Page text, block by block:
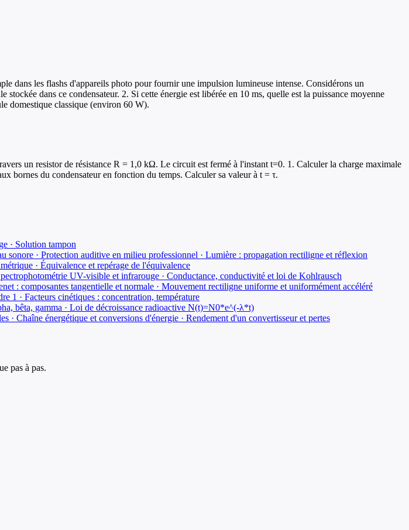
dans les flashs d'appareils photo pour fournir une impulsion lumineuse intense. Considérons un
dans ce condensateur. 2. Si cette énergie est libérée en 10 ms, quelle est la puissance moyenne
domestique classique (environ 60 W).
un resistor de résistance R = 1,0 kΩ. Le circuit est fermé à l'instant t=0. 1. Calculer la charge maximale
bornes du condensateur en fonction du temps. Calculer sa valeur à t = τ.
· Solution tampon
sonore · Protection auditive en milieu professionnel · Lumière : propagation rectiligne et réflexion
· Équivalence et repérage de l'équivalence
UV-visible et infrarouge · Conductance, conductivité et loi de Kohlrausch
: composantes tangentielle et normale · Mouvement rectiligne uniforme et uniformément accéléré
1 · Facteurs cinétiques : concentration, température
bêta, gamma · Loi de décroissance radioactive N(t)=N0*e^(-λ*t)
· Chaîne énergétique et conversions d'énergie · Rendement d'un convertisseur et pertes
pas à pas.